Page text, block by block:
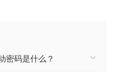
密码是什么？